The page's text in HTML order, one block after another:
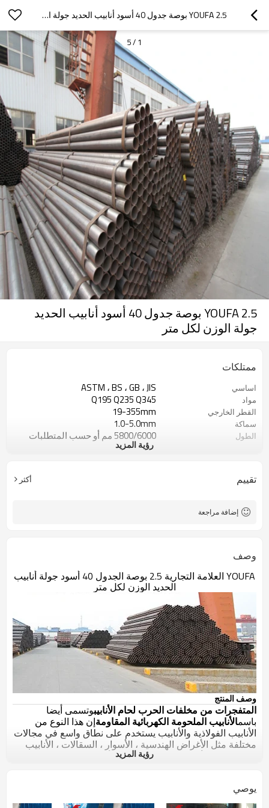
YOUFA 2.5 بوصة جدول 40 أسود أنابيب الحديد جولة الوزن لكل متر
1
/
5
YOUFA 2.5 بوصة جدول 40 أسود أنابيب الحديد
جولة الوزن لكل متر
ممتلكات
اساسي ASTM ، BS ، GB ، JIS
مواد Q195 Q235 Q345
القطر الخارجي 19-355mm
سماكة 1.0-5.0mm
الطول 5800/6000 مم أو حسب المتطلبات
أسود، التزييت، التي رسمها، المجلفن
تطبيقات تستخدم لأنابيب البناء ، الأنابيب الهيكلية
رؤية المزيد
تقييم أكثر
إضافة مراجعة
وصف
YOUFA العلامة التجارية 2.5 بوصة الجدول 40 أسود جولة أنابيب
الحديد الوزن لكل متر
وصف المنتج
المتفجرات من مخلفات الحرب لحام الأنابيبوتسمى أيضا
باسمالأنابيب الملحومة الكهربائية المقاومةإن هذا النوع من
الأنابيب الفولاذية والأنابيب يستخدم على نطاق واسع في مجالات
مختلفة مثل الأغراض الهندسية ، الأسوار ، السقالات ، الأنابيب
الخطية. إلخ. الأنابيب الفولاذية ERW والأنابيب متوفرة في
سمك الحائط
الطول
3-12 متر وفقا لمتطلبات العميل
رؤية المزيد
يوصي